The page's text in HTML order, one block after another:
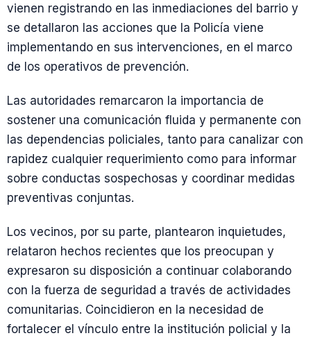
vienen registrando en las inmediaciones del barrio y
se detallaron las acciones que la Policía viene
implementando en sus intervenciones, en el marco
de los operativos de prevención.
Las autoridades remarcaron la importancia de
sostener una comunicación fluida y permanente con
las dependencias policiales, tanto para canalizar con
rapidez cualquier requerimiento como para informar
sobre conductas sospechosas y coordinar medidas
preventivas conjuntas.
Los vecinos, por su parte, plantearon inquietudes,
relataron hechos recientes que los preocupan y
expresaron su disposición a continuar colaborando
con la fuerza de seguridad a través de actividades
comunitarias. Coincidieron en la necesidad de
fortalecer el vínculo entre la institución policial y la